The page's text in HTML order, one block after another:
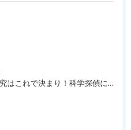
今年の自由研究はこれで決まり！科学探偵になって指紋の謎を解き明かそう！｜元中学高校教員で私立学校の放課後校内塾を経営する西宮・今津の習いごと教室＆自習塾WillBe